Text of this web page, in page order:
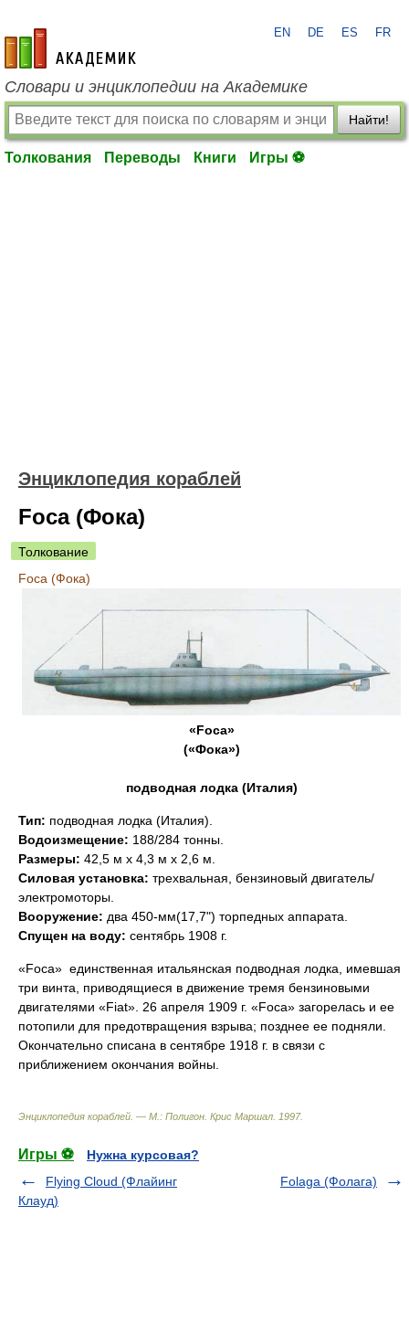
academic.ru
EN DE ES FR
Словари и энциклопедии на Академике
Найти!
Толкования Переводы Книги Игры ⚽
Энциклопедия кораблей
Foca (Фока)
Толкование
Foca (Фока)
«Foca»
(«Фока»)
подводная лодка (Италия)
Тип: подводная лодка (Италия).
Водоизмещение: 188/284 тонны.
Размеры: 42,5 м х 4,3 м х 2,6 м.
Силовая установка: трехвальная, бензиновый двигатель/
электромоторы.
Вооружение: два 450-мм(17,7") торпедных аппарата.
Спущен на воду: сентябрь 1908 г.
«Foca»  единственная итальянская подводная лодка, имевшая
три винта, приводящиеся в движение тремя бензиновыми
двигателями «Fiat». 26 апреля 1909 г. «Foca» загорелась и ее
потопили для предотвращения взрыва; позднее ее подняли.
Окончательно списана в сентябре 1918 г. в связи с
приближением окончания войны.
Энциклопедия кораблей. — М.: Полигон Крис Маршал 1997.
Игры ⚽
Нужна курсовая?
Flying Cloud (Флайинг
Клауд)
Folaga (Фолага)